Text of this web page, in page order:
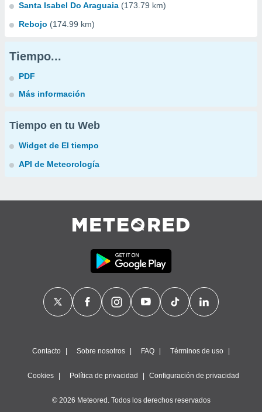
Santa Isabel Do Araguaia (173.79 km)
Rebojo (174.99 km)
Tiempo...
PDF
Más información
Tiempo en tu Web
Widget de El tiempo
API de Meteorología
Contacto Sobre nosotros FAQ Términos de uso
Cookies Política de privacidad Configuración de privacidad
© 2026 Meteored. Todos los derechos reservados